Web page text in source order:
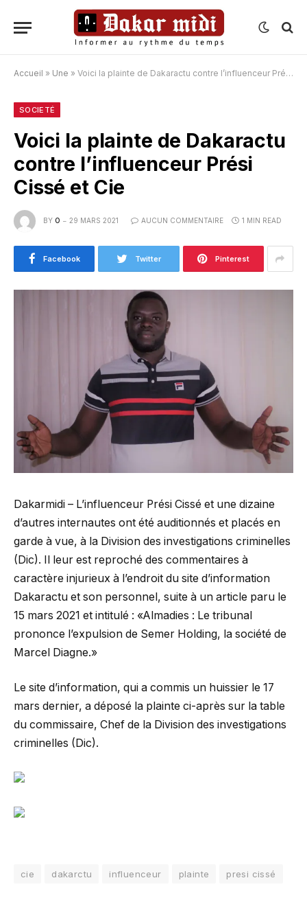
Accueil » Une » Voici la plainte de Dakaractu contre l’influenceur Prési Cissé et Cie
SOCIETÉ
Voici la plainte de Dakaractu
contre l’influenceur Prési
Cissé et Cie
BY O 29 MARS 2021 AUCUN COMMENTAIRE 1 MIN READ
Facebook Twitter Pinterest
Dakarmidi – L’influenceur Prési Cissé et une dizaine
d’autres internautes ont été auditionnés et placés en
garde à vue, à la Division des investigations criminelles
(Dic). Il leur est reproché des commentaires à
caractère injurieux à l’endroit du site d’information
Dakaractu et son personnel, suite à un article paru le
15 mars 2021 et intitulé : «Almadies : Le tribunal
prononce l’expulsion de Semer Holding, la société de
Marcel Diagne.»
Le site d’information, qui a commis un huissier le 17
mars dernier, a déposé la plainte ci-après sur la table
du commissaire, Chef de la Division des investigations
criminelles (Dic).
cie dakarctu influenceur plainte presi cissé